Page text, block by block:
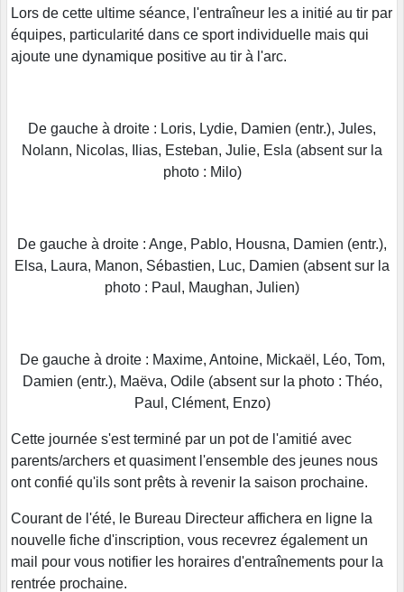
Lors de cette ultime séance, l'entraîneur les a initié au tir par
équipes, particularité dans ce sport individuelle mais qui
ajoute une dynamique positive au tir à l'arc.
De gauche à droite : Loris, Lydie, Damien (entr.), Jules,
Nolann, Nicolas, Ilias, Esteban, Julie, Esla (absent sur la
photo : Milo)
De gauche à droite : Ange, Pablo, Housna, Damien (entr.),
Elsa, Laura, Manon, Sébastien, Luc, Damien (absent sur la
photo : Paul, Maughan, Julien)
De gauche à droite : Maxime, Antoine, Mickaël, Léo, Tom,
Damien (entr.), Maëva, Odile (absent sur la photo : Théo,
Paul, Clément, Enzo)
Cette journée s'est terminé par un pot de l'amitié avec
parents/archers et quasiment l'ensemble des jeunes nous
ont confié qu'ils sont prêts à revenir la saison prochaine.
Courant de l'été, le Bureau Directeur affichera en ligne la
nouvelle fiche d'inscription, vous recevrez également un
mail pour vous notifier les horaires d'entraînements pour la
rentrée prochaine.